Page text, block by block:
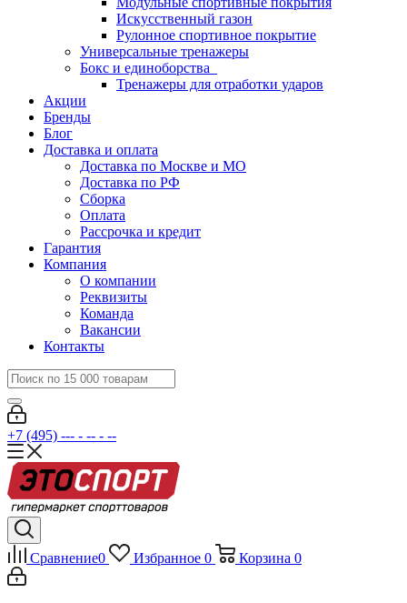
Искусственный газон
Рулонное спортивное покрытие
Универсальные тренажеры
Бокс и единоборства
Тренажеры для отработки ударов
Акции
Бренды
Блог
Доставка и оплата
Доставка по Москве и МО
Доставка по РФ
Сборка
Оплата
Рассрочка и кредит
Гарантия
Компания
О компании
Реквизиты
Команда
Вакансии
Контакты
+7 (495) --- - -- - --
Сравнение0 Избранное 0 Корзина 0